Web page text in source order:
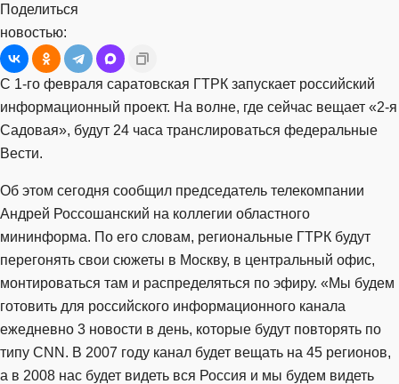
Поделиться
новостью:
С 1-го февраля саратовская ГТРК запускает российский
информационный проект. На волне, где сейчас вещает «2-я
Садовая», будут 24 часа транслироваться федеральные
Вести.
Об этом сегодня сообщил председатель телекомпании
Андрей Россошанский на коллегии областного
мининформа. По его словам, региональные ГТРК будут
перегонять свои сюжеты в Москву, в центральный офис,
монтироваться там и распределяться по эфиру. «Мы будем
готовить для российского информационного канала
ежедневно 3 новости в день, которые будут повторять по
типу CNN . В 2007 году канал будет вещать на 45 регионов,
а в 2008 нас будет видеть вся Россия и мы будем видеть